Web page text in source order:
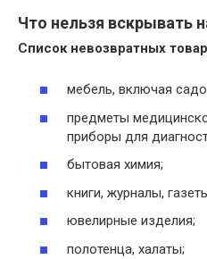
Что нельзя вскрывать
Список невозвратных
мебель, включая
предметы
приборы для
бытовая химия;
книги, журналы,
ювелирные изделия;
полотенца, халаты;